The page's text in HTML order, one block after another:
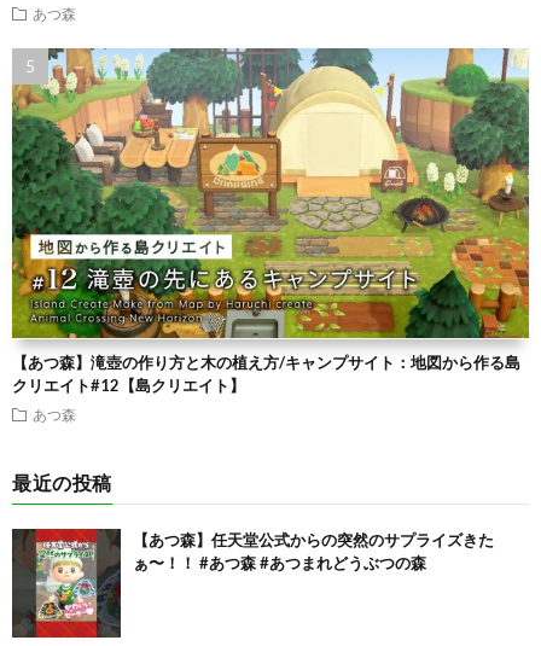
あつ森
【あつ森】滝壺の作り方と木の植え方/キャンプサイト：地図から作る島
クリエイト#12【島クリエイト】
あつ森
最近の投稿
【あつ森】任天堂公式からの突然のサプライズきた
ぁ〜！！ #あつ森 #あつまれどうぶつの森